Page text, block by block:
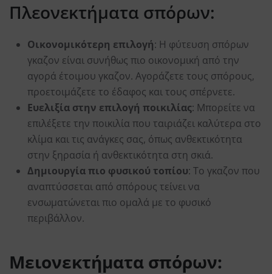
Πλεονεκτήματα σπόρων:
Οικονομικότερη επιλογή: Η φύτευση σπόρων
γκαζον είναι συνήθως πιο οικονομική από την
αγορά έτοιμου γκαζον. Αγοράζετε τους σπόρους,
προετοιμάζετε το έδαφος και τους σπέρνετε.
Ευελιξία στην επιλογή ποικιλίας: Μπορείτε να
επιλέξετε την ποικιλία που ταιριάζει καλύτερα στο
κλίμα και τις ανάγκες σας, όπως ανθεκτικότητα
στην ξηρασία ή ανθεκτικότητα στη σκιά.
Δημιουργία πιο φυσικού τοπίου: Το γκαζον που
αναπτύσσεται από σπόρους τείνει να
ενσωματώνεται πιο ομαλά με το φυσικό
περιβάλλον.
Μειονεκτήματα σπόρων: